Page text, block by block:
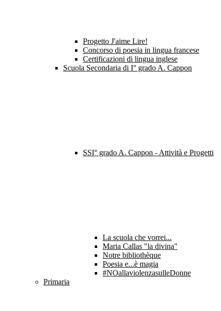
Progetto J'aime Lire!
Concorso di poesia in lingua francese
Certificazioni di lingua inglese
Scuola Secondaria di I° grado A. Cappon
SSI° grado A. Cappon - Attività e Progetti
La scuola che vorrei...
Maria Callas "la divina"
Notre bibliothèque
Poesia e...è magia
#NOallaviolenzasulleDonne
Primaria